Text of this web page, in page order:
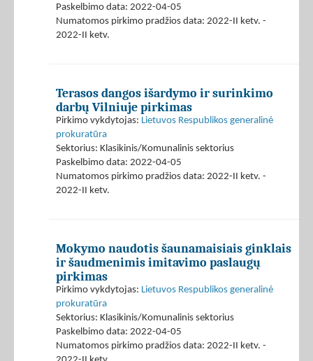
Paskelbimo data: 2022-04-05
Numatomos pirkimo pradžios data: 2022-II ketv. -
2022-II ketv.
Terasos dangos išardymo ir surinkimo
darbų Vilniuje pirkimas
Pirkimo vykdytojas: Lietuvos Respublikos generalinė
prokuratūra
Sektorius: Klasikinis/Komunalinis sektorius
Paskelbimo data: 2022-04-05
Numatomos pirkimo pradžios data: 2022-II ketv. -
2022-II ketv.
Mokymo naudotis šaunamaisiais ginklais
ir šaudmenimis imitavimo paslaugų
pirkimas
Pirkimo vykdytojas: Lietuvos Respublikos generalinė
prokuratūra
Sektorius: Klasikinis/Komunalinis sektorius
Paskelbimo data: 2022-04-05
Numatomos pirkimo pradžios data: 2022-II ketv. -